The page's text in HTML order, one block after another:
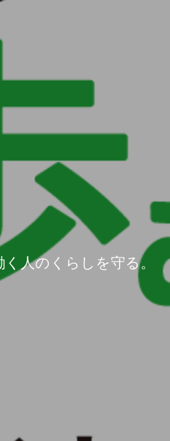
人のくらしを守る。
人のくらしを守る。
人のくらしを守る。
人のくらしを守る。
人のくらしを守る。